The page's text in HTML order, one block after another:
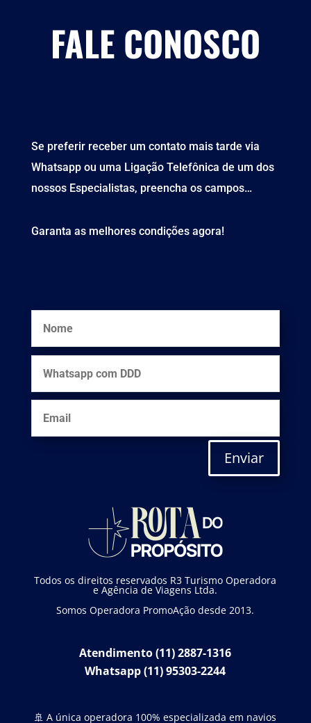
FALE CONOSCO
Se preferir receber um contato mais tarde via
Whatsapp ou uma Ligação Telefônica de um dos
nossos Especialistas, preencha os campos…
Garanta as melhores condições agora!
Enviar
Todos os direitos reservados R3 Turismo Operadora
e Agência de Viagens Ltda.
Somos Operadora PromoAção desde 2013.
Atendimento (11) 2887-1316
Whatsapp (11) 95303-2244
🚢 A única operadora 100% especializada em navios